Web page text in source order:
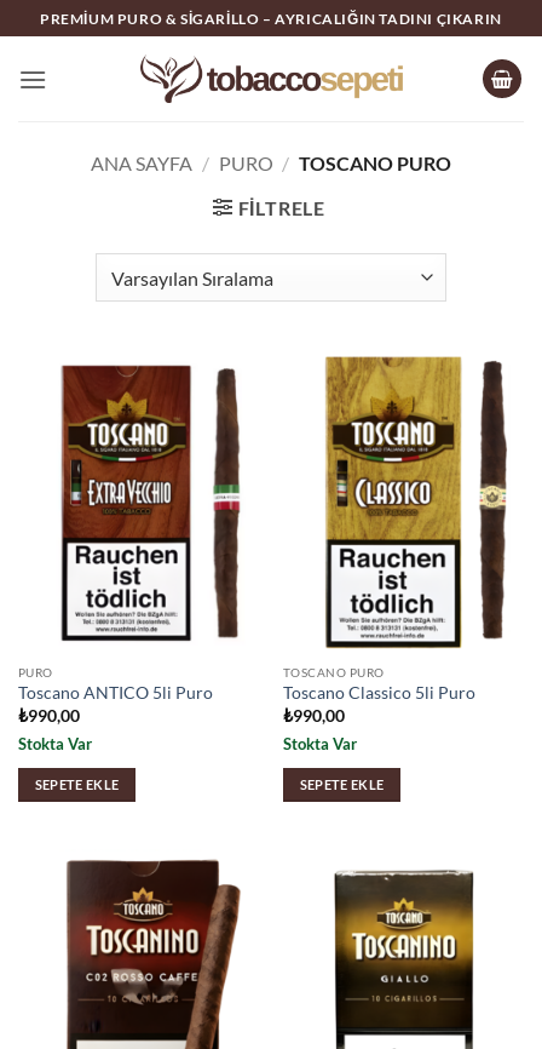
İçeriğe
atla
PREMIUM PURO & SIGARILLO – AYRICALIĞIN TADINI ÇIKARIN
ANA SAYFA / PURO / TOSCANO PURO
FILTRELE
PURO
Toscano ANTICO 5li Puro
₺990,00
Stokta Var
SEPETE EKLE
TOSCANO PURO
Toscano Classico 5li Puro
₺990,00
Stokta Var
SEPETE EKLE